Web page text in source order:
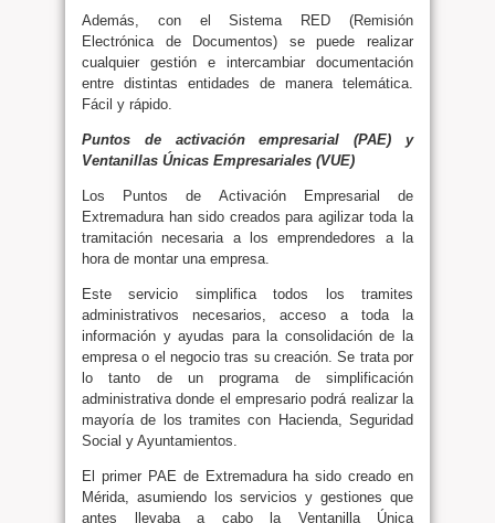
Además, con el Sistema RED (Remisión
Electrónica de Documentos) se puede realizar
cualquier gestión e intercambiar documentación
entre distintas entidades de manera telemática.
Fácil y rápido.
Puntos de activación empresarial (PAE) y
Ventanillas Únicas Empresariales (VUE)
Los Puntos de Activación Empresarial de
Extremadura han sido creados para agilizar toda la
tramitación necesaria a los emprendedores a la
hora de montar una empresa.
Este servicio simplifica todos los tramites
administrativos necesarios, acceso a toda la
información y ayudas para la consolidación de la
empresa o el negocio tras su creación. Se trata por
lo tanto de un programa de simplificación
administrativa donde el empresario podrá realizar la
mayoría de los tramites con Hacienda, Seguridad
Social y Ayuntamientos.
El primer PAE de Extremadura ha sido creado en
Mérida, asumiendo los servicios y gestiones que
antes llevaba a cabo la Ventanilla Única